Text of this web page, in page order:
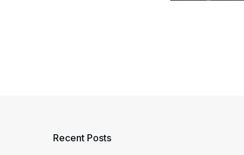
Recent Posts